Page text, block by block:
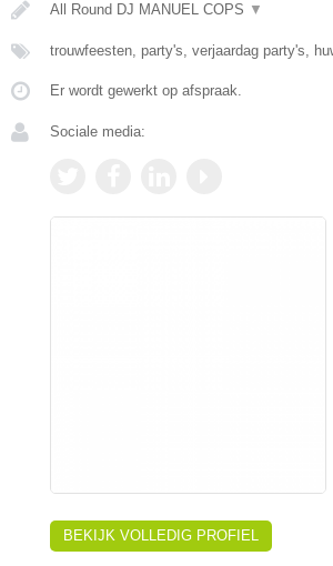
All Round DJ MANUEL COPS ▼
trouwfeesten, party's, verjaardag party's,
Er wordt gewerkt op afspraak.
Sociale media:
BEKIJK VOLLEDIG PROFIEL